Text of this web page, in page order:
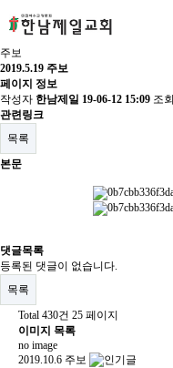
주보
2019.5.19 주보
페이지 정보
작성자 한남제일 19-06-12 15:09 조회
관련링크
목록
본문
댓글목록
등록된 댓글이 없습니다.
목록
Total 430건 25 페이지
이미지 목록
no image
2019.10.6 주보